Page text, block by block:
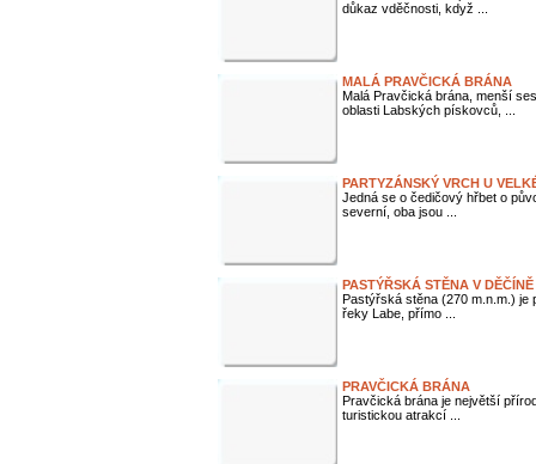
důkaz vděčnosti, když ...
MALÁ PRAVČICKÁ BRÁNA
Malá Pravčická brána, menší
oblasti Labských pískovců, ...
PARTYZÁNSKÝ VRCH U
Jedná se o čedičový hřbet o
severní, oba jsou ...
PASTÝŘSKÁ STĚNA V DĚČÍNĚ
Pastýřská stěna (270 m.n.m.) je
řeky Labe, přímo ...
PRAVČICKÁ BRÁNA
Pravčická brána je největší
turistickou atrakcí ...